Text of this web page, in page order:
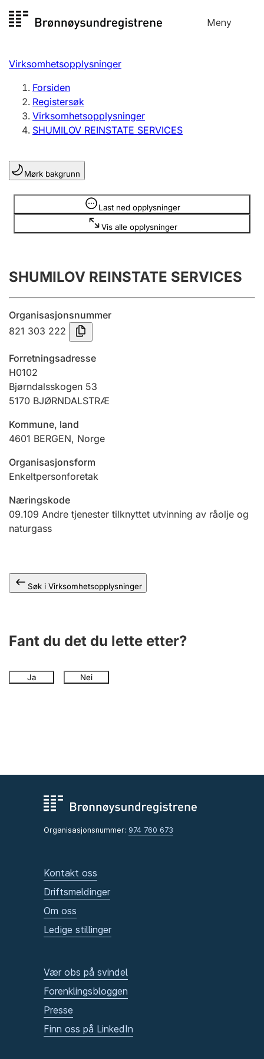
til
Meny
Registersøk
Aksjeselskap
Enkeltpersonforetak
Registrere, endre, slette
Lag og forening
Registrere, endre, slette
Årsregnskap
Innsending og forsinkelsesgebyr
Tinglysing
Jeger
Betaling og jegeravgiftskort
Ektepaktveileder
Andre tema
Virksomhetsopplysninger
Forsiden
Registersøk
Virksomhetsopplysninger
SHUMILOV REINSTATE SERVICES
Mørk bakgrunn
Last ned opplysninger
Vis alle opplysninger
Opplysninger er skjult
SHUMILOV REINSTATE SERVICES
Organisasjonsnummer
821 303 222
Forretningsadresse
H0102
Bjørndalsskogen 53
5170 BJØRNDALSTRÆ
Kommune, land
4601 BERGEN, Norge
Organisasjonsform
Enkeltpersonforetak
Næringskode
09.109 Andre tjenester tilknyttet utvinning av råolje og
naturgass
Søk i Virksomhetsopplysninger
Fant du det du lette etter?
Ja Nei
Organisasjonsnummer: 974 760 673
Kontakt oss
Driftsmeldinger
Om oss
Ledige stillinger
Vær obs på svindel
Forenklingsbloggen
Presse
Finn oss på LinkedIn